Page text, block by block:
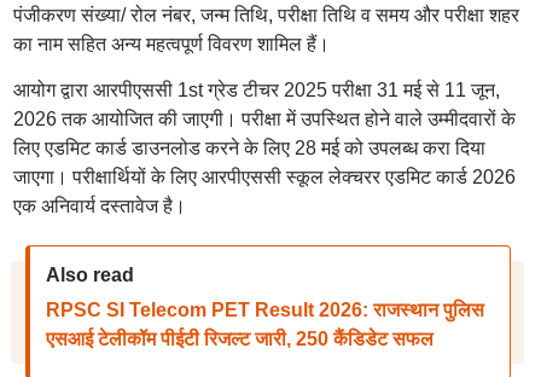
पंजीकरण संख्या/ रोल नंबर, जन्म तिथि, परीक्षा तिथि व समय और परीक्षा शहर
का नाम सहित अन्य महत्वपूर्ण विवरण शामिल हैं।
आयोग द्वारा आरपीएससी 1st ग्रेड टीचर 2025 परीक्षा 31 मई से 11 जून,
2026 तक आयोजित की जाएगी। परीक्षा में उपस्थित होने वाले उम्मीदवारों के
लिए एडमिट कार्ड डाउनलोड करने के लिए 28 मई को उपलब्ध करा दिया
जाएगा। परीक्षार्थियों के लिए आरपीएससी स्कूल लेक्चरर एडमिट कार्ड 2026
एक अनिवार्य दस्तावेज है।
Also read
RPSC SI Telecom PET Result 2026: राजस्थान पुलिस
एसआई टेलीकॉम पीईटी रिजल्ट जारी, 250 कैंडिडेट सफल